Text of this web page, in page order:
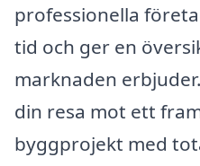
professionella
tid och ger en
marknaden
din resa mot ett
byggprojekt med